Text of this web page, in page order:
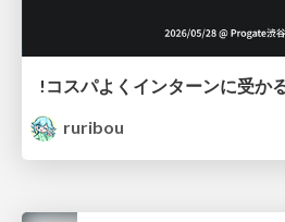
!コスパよくインターンに受か
ruribou